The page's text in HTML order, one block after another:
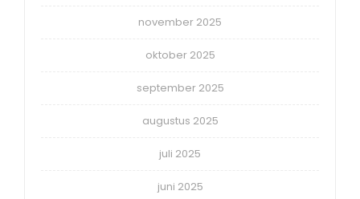
november 2025
oktober 2025
september 2025
augustus 2025
juli 2025
juni 2025